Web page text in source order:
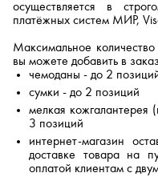
осуществляется в
платёжных систем МИР,
Максимальное
вы можете добавить в
чемоданы - до 2
сумки - до 2 позиций
мелкая кожгалантерея
3 позиций
интернет-магазин
доставке товара на
оплатой клиентам с